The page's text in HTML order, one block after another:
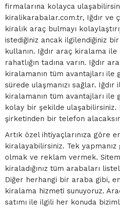
firmalarına kolayca
kiralikarabalar.com.tr, Iğdır ve
kiralık araç bulmayı
istediğiniz ancak ilgilendiğiniz
kullanın. Iğdır araç kiralama
rahatlığın tadına varın. Iğdır
kiralamanın tüm avantajları ile
sürede ulaşmanızı sağlar.
kiralamanın tüm avantajları ile
kolay bir şekilde ulaşabilirsiniz.
şirketinden bir telefon
Artık özel ihtiyaçlarınıza göre
kiralayabilirsiniz. Tek
olmak ve reklam vermek.
kiraladığınız tüm arabaları
Diğer herhangi bir araba gibi,
kiralama hizmeti sunuyoruz.
satımı ile ilgili her konuda